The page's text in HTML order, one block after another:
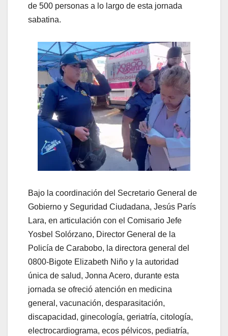
de 500 personas a lo largo de esta jornada
sabatina.
Bajo la coordinación del Secretario General de
Gobierno y Seguridad Ciudadana, Jesús París
Lara, en articulación con el Comisario Jefe
Yosbel Solórzano, Director General de la
Policía de Carabobo, la directora general del
0800-Bigote Elizabeth Niño y la autoridad
única de salud, Jonna Acero, durante esta
jornada se ofreció atención en medicina
general, vacunación, desparasitación,
discapacidad, ginecología, geriatría, citología,
electrocardiograma, ecos pélvicos, pediatría,